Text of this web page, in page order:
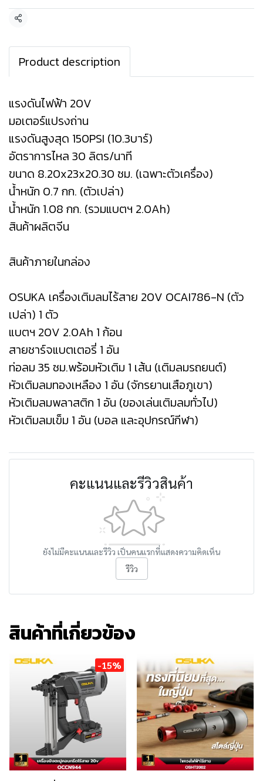
แชร์
Product description
แรงดันไฟฟ้า 20V
มอเตอร์แปรงถ่าน
แรงดันสูงสุด 150PSI (10.3บาร์)
อัตราการไหล 30 ลิตร/นาที
ขนาด 8.20x23x20.30 ซม. (เฉพาะตัวเครื่อง)
น้ำหนัก 0.7 กก. (ตัวเปล่า)
น้ำหนัก 1.08 กก. (รวมแบตฯ 2.0Ah)
สินค้าผลิตจีน
สินค้าภายในกล่อง
OSUKA เครื่องเติมลมไร้สาย 20V OCAI786-N (ตัว
เปล่า) 1 ตัว
แบตฯ 20V 2.0Ah 1 ก้อน
สายชาร์จแบตเตอรี่ 1 อัน
ท่อลม 35 ซม.พร้อมหัวเติม 1 เส้น (เติมลมรถยนต์)
หัวเติมลมทองเหลือง 1 อัน (จักรยานเสือภูเขา)
หัวเติมลมพลาสติก 1 อัน (ของเล่นเติมลมทั่วไป)
หัวเติมลมเข็ม 1 อัน (บอล และอุปกรณ์กีฬา)
คะแนนและรีวิวสินค้า
ยังไม่มีคะแนนและรีวิว เป็นคนแรกที่แสดงความคิดเห็น
รีวิว
สินค้าที่เกี่ยวข้อง
-15%